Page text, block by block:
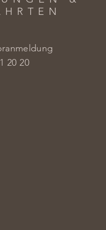
20 20